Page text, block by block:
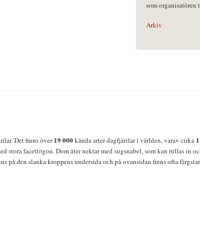
som organisatören
Arkiv
Det finns över19 000kända arter dagfjärilar i världen, varav cirka
stora facettögon. Dom äter nektar med sugsnabel, som kan rullas in
på den slanka kroppens undersida och på ovansidan finns ofta